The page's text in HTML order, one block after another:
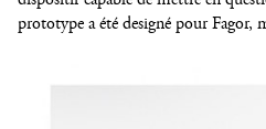
prototype a été designé pour Fagor,